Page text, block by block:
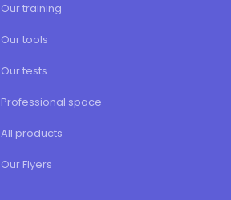
Our training
Our tools
Our tests
Professional space
All products
Our Flyers